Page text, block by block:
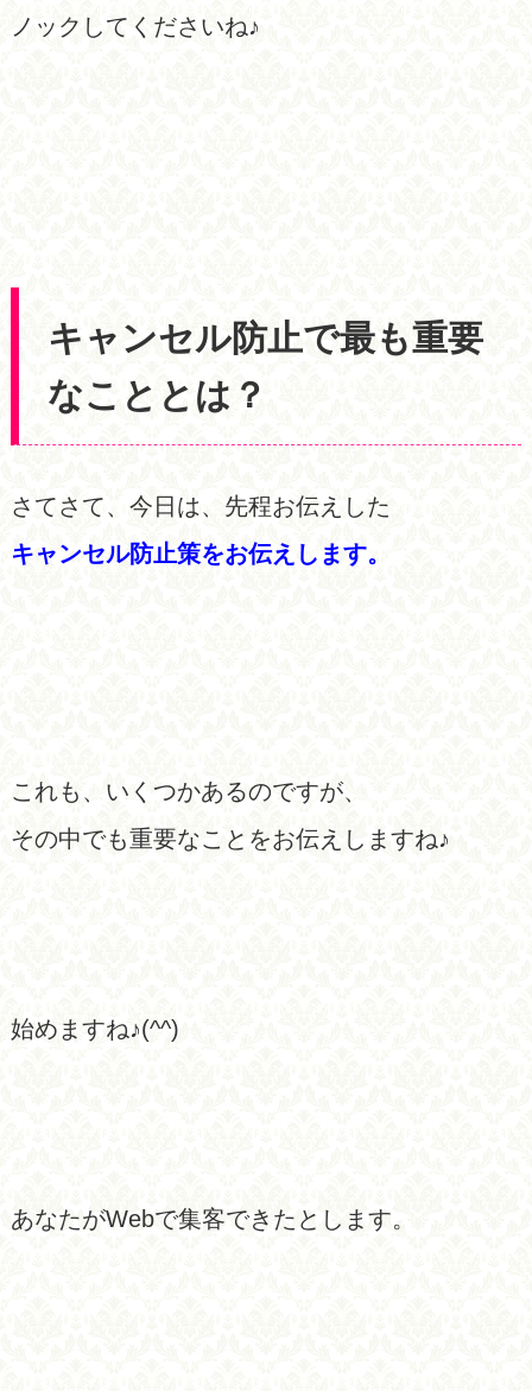
ノックしてくださいね♪
キャンセル防止で最も重要
なこととは？
さてさて、今日は、先程お伝えした
キャンセル防止策をお伝えします。
これも、いくつかあるのですが、
その中でも重要なことをお伝えしますね♪
始めますね♪(^^)
あなたがWebで集客できたとします。